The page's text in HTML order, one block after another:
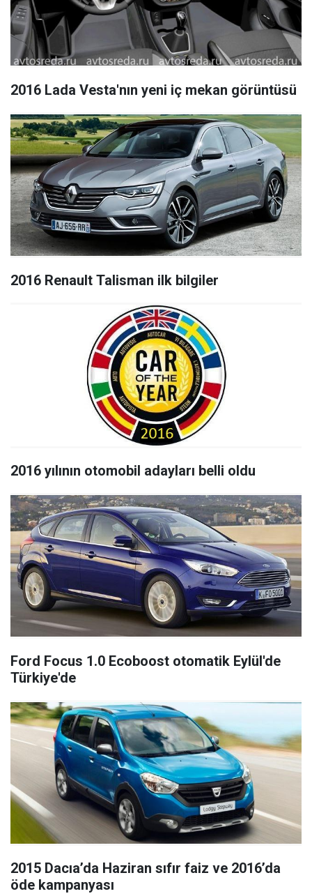
2016 Lada Vesta'nın yeni iç mekan görüntüsü
2016 Renault Talisman ilk bilgiler
2016 yılının otomobil adayları belli oldu
Ford Focus 1.0 Ecoboost otomatik Eylül'de
Türkiye'de
2015 Dacıa’da Haziran sıfır faiz ve 2016’da
öde kampanyası